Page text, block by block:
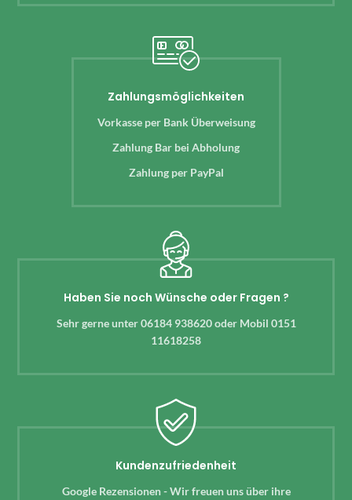
Zahlungsmöglichkeiten
Vorkasse per Bank Überweisung
Zahlung Bar bei Abholung
Zahlung per PayPal
Haben Sie noch Wünsche oder Fragen ?
Sehr gerne unter 06184 938620 oder Mobil 0151
11618258
Kundenzufriedenheit
Google Rezensionen - Wir freuen uns über ihre